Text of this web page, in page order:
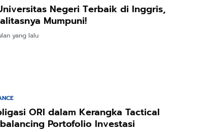
Negeri Terbaik di Inggris,
Mumpuni!
yang lalu
ORI dalam Kerangka Tactical
Portofolio Investasi